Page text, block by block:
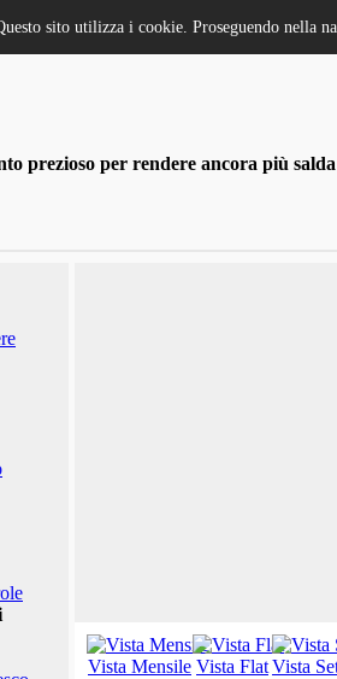
prezioso per rendere ancora più
Vista Mensile Vista FlatVista
sito utilizza i cookie. Proseguendo nella